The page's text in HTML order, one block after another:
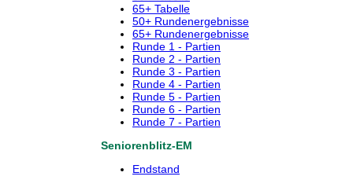
65+ Tabelle
50+ Rundenergebnisse
65+ Rundenergebnisse
Runde 1 - Partien
Runde 2 - Partien
Runde 3 - Partien
Runde 4 - Partien
Runde 5 - Partien
Runde 6 - Partien
Runde 7 - Partien
Seniorenblitz-EM
Endstand